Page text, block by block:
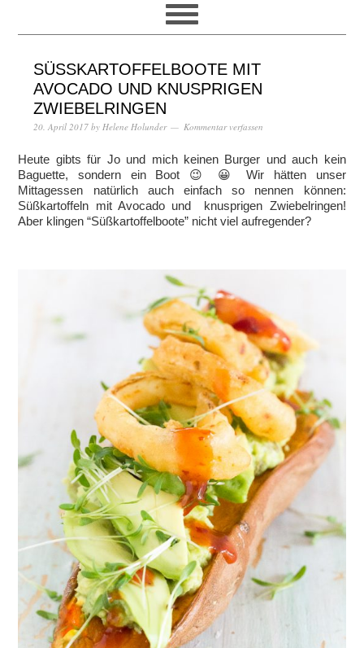
SÜSSKARTOFFELBOOTE MIT A
VOCADO UND KNUSPRIGEN Z
WIEBELRINGEN
20. April 2017by Helene Holunder Kommentar verfassen
Heute gibts für Jo und mich keinen Burger und auch kein
Baguette, sondern ein Boot 😉 😀 Wir hätten unser
Mittagessen natürlich auch einfach so nennen können:
Süßkartoffeln mit Avocado und knusprigen Zwiebelringen!
Aber klingen “Süßkartoffelboote” nicht viel aufregender?